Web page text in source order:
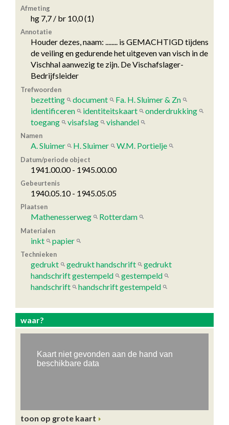
Afmeting
hg 7,7 / br 10,0 (1)
Annotatie
Houder dezes, naam: ........ is GEMACHTIGD tijdens
de veiling en gedurende het uitgeven van visch in de
Vischhal aanwezig te zijn. De Vischafslager-
Bedrijfsleider
Trefwoorden
bezetting document
Fa. H. Sluimer & Zn
identificeren
identiteitskaart
onderdrukking
toegang
visafslag vishandel
Namen
A. Sluimer H. Sluimer W.M. Portielje
Datum/periode object
1941.00.00 - 1945.00.00
Gebeurtenis
1940.05.10 - 1945.05.05
Plaatsen
Mathenesserweg Rotterdam
Materialen
inkt papier
Technieken
gedrukt gedrukt handschrift
gedrukt
handschrift gestempeld
gestempeld
handschrift
handschrift gestempeld
waar?
toon op grote kaart